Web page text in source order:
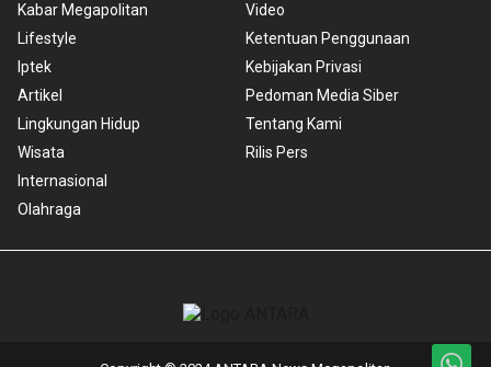
Kabar Megapolitan
Lifestyle
Iptek
Artikel
Lingkungan Hidup
Wisata
Internasional
Olahraga
Video
Ketentuan Penggunaan
Kebijakan Privasi
Pedoman Media Siber
Tentang Kami
Rilis Pers